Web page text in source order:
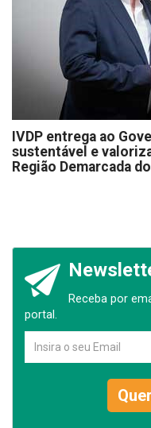
IVDP entrega ao
sustentável e
Região Demarcada
Receba por
portal.